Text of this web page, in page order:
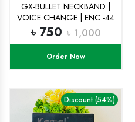
GX-BULLET NECKBAND |
VOICE CHANGE | ENC -44
H
৳ 750 ৳ 1,000
Order Now
Discount (54%)